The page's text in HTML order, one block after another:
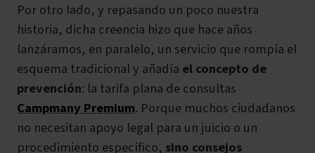
Por otro lado, y repasando un poco nuestra
historia, dicha creencia hizo que hace años
lanzáramos, en paralelo, un servicio que rompía el
esquema tradicional y añadía el concepto de
prevención: la tarifa plana de consultas
Campmany Premium. Porque muchos ciudadanos
no necesitan apoyo legal para un juicio o un
procedimiento específico, sino consejos